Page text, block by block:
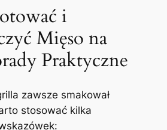
i
Mięso na
Praktyczne
zawsze smakował
stosować kilka